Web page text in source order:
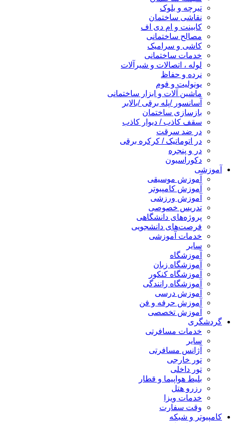
تیرچه و بلوک
نقاشی ساختمان
کابینت و ام دی اف
مصالح ساختمانی
کاشی و سرامیک
خدمات ساختمانی
لوله ، اتصالات و شیرآلات
نرده و حفاظ
یونولیت و فوم
ماشین آلات و ابزار ساختمانی
آسانسور /پله برقی /بالابر
بازسازی ساختمان
سقف کاذب / دیوار کاذب
در ضد سرقت
در اتوماتیک / کرکره برقی
در و پنجره
دکوراسیون
آموزشی
آموزش موسیقی
آموزش کامپیوتر
آموزش ورزشی
تدریس خصوصی
پروژه‌های دانشگاهی
فرصت‌های دانشجویی
خدمات آموزشی
سایر
آموزشگاه
آموزشگاه زبان
آموزشگاه کنکور
آموزشگاه رانندگی
آموزش درسی
آموزش حرفه و فن
آموزش تخصصی
گردشگری
خدمات مسافرتی
سایر
آژانس مسافرتی
تور خارجی
تور داخلی
بلیط هواپیما و قطار
رزرو هتل
خدمات ویزا
وقت سفارت
کامپیوتر و شبکه